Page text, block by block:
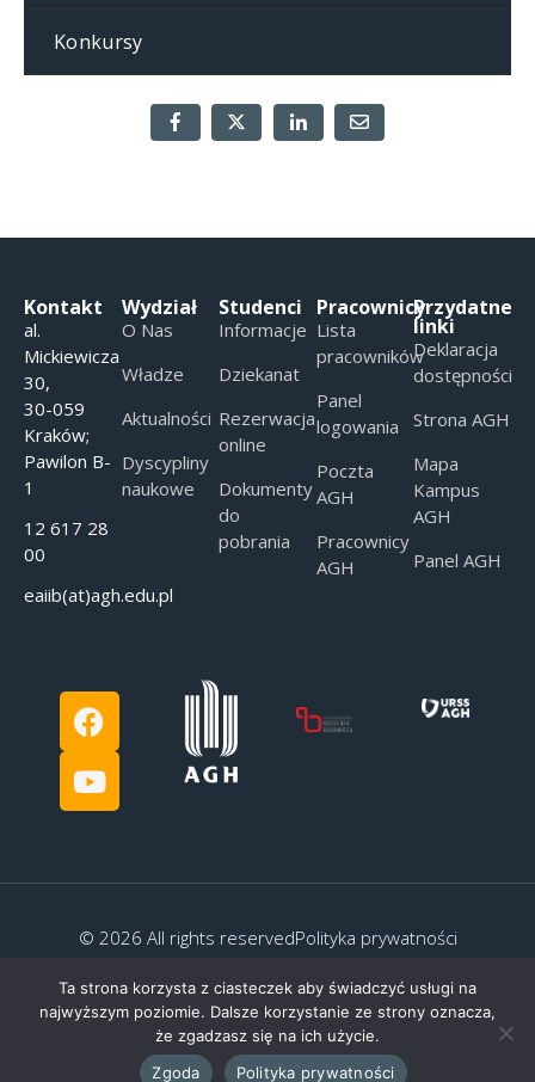
Konkursy
Kontakt
al.
Mickiewicza
30,
30-059
Kraków;
Pawilon B-
1
12 617 28
00
eaiib(at)agh.edu.pl
Wydział
O Nas
Władze
Aktualności
Dyscypliny
naukowe
Studenci
Informacje
Dziekanat
Rezerwacja
online
Dokumenty
do
pobrania
Pracownicy
Lista
pracowników
Panel
logowania
Poczta
AGH
Pracownicy
AGH
Przydatne
linki
Deklaracja
dostępności
Strona AGH
Mapa
Kampus
AGH
Panel AGH
© 2026 All rights reservedPolityka prywatności
Created by:G.Kocyłowski
Ta strona korzysta z ciasteczek aby świadczyć usługi na
najwyższym poziomie. Dalsze korzystanie ze strony oznacza,
że zgadzasz się na ich użycie.
Zgoda
Polityka prywatności